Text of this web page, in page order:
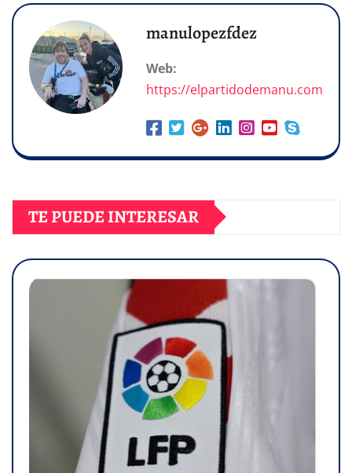
manulopezfdez
Web:
https://elpartidodemanu.com
TE PUEDE INTERESAR